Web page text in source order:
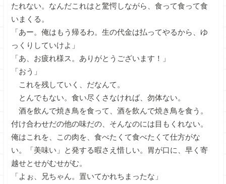
たれない。なんだこれはと驚愕しながら、食って食って食
いまくる。
「あー。俺はもう帰るわ。生の代金は払ってやるから、ゆ
っくりしていけよ」
「あ、お疲れ様ス。ありがとうございます！」
「おう」
これを残していく、だなんて。
とんでもない。食い尽くさなければ、勿体ない。
酒を飲んで焼き鳥を食って、酒を飲んで焼き鳥を食う。
付け合わせだの他の味だの、そんなのには目もくれない。
俺はこれを、この肉を、食べたくて食べたくて仕方がな
い。「美味い」と発する暇さえ惜しい。胃が口に、早く寄
越せとせがむせがむ。
「よぉ、兄ちゃん。置いてかれちまったな」